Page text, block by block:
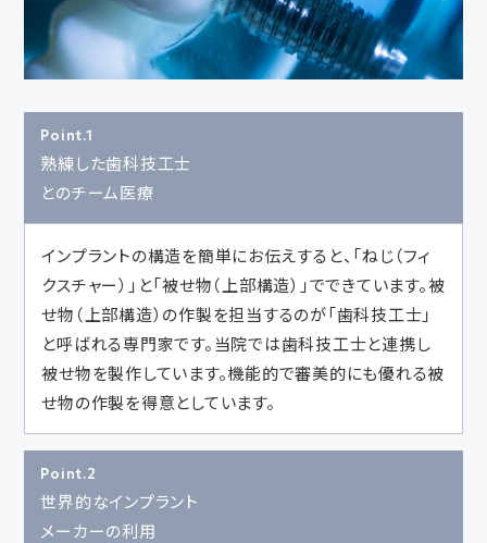
Point.1
熟練した歯科技工士
とのチーム医療
インプラントの構造を簡単にお伝えすると、「ねじ（フィ
クスチャー）」と「被せ物（上部構造）」でできています。被
せ物（上部構造）の作製を担当するのが「歯科技工士」
と呼ばれる専門家です。当院では歯科技工士と連携し
被せ物を製作しています。機能的で審美的にも優れる被
せ物の作製を得意としています。
Point.2
世界的なインプラント
メーカーの利用